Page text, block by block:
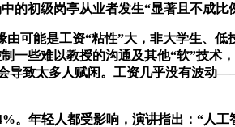
初级岗亭从业者发生“显著且不成比
可能是工资“粘性”大，非大学生、
一些难以教授的沟通及其他“软”技术
致太多人赋闲。工资几乎没有波
年轻人都受影响，演讲指出：“人工